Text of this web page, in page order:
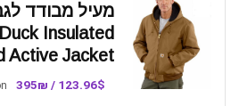
Insulated
Active Jacket
123.96$ / 395₪